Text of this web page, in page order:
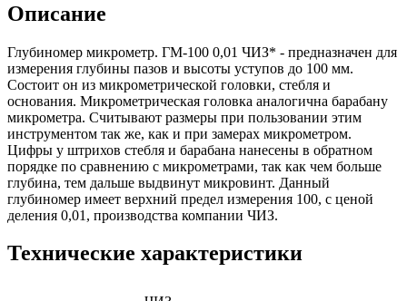
Описание
Глубиномер микрометр. ГМ-100 0,01 ЧИЗ* - предназначен для
измерения глубины пазов и высоты уступов до 100 мм.
Состоит он из микрометрической головки, стебля и
основания. Микрометрическая головка аналогична барабану
микрометра. Считывают размеры при пользовании этим
инструментом так же, как и при замерах микрометром.
Цифры у штрихов стебля и барабана нанесены в обратном
порядке по сравнению с микрометрами, так как чем больше
глубина, тем дальше выдвинут микровинт. Данный
глубиномер имеет верхний предел измерения 100, с ценой
деления 0,01, производства компании ЧИЗ.
Технические характеристики